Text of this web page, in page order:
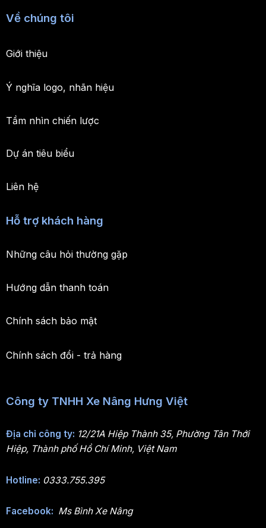
Về chúng tôi
Giới thiệu
Ý nghĩa logo, nhãn hiệu
Tầm nhìn chiến lược
Dự án tiêu biểu
Liên hệ
Hỗ trợ khách hàng
Những câu hỏi thường gặp
Hướng dẫn thanh toán
Chính sách bảo mật
Chính sách đổi - trả hàng
Công ty TNHH Xe Nâng Hưng Việt
Địa chỉ công ty: 12/21A Hiệp Thành 35, Phường Tân Thới
Hiệp, Thành phố Hồ Chí Minh, Việt Nam
Hotline: 0333.755.395
Facebook: Ms Bình Xe Nâng